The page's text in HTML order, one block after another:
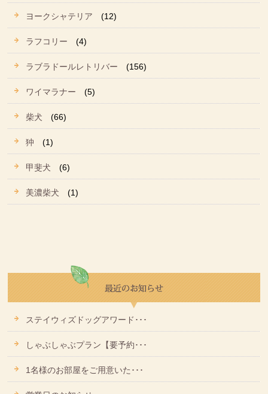
ヨークシャテリア (12)
ラフコリー (4)
ラブラドールレトリバー (156)
ワイマラナー (5)
柴犬 (66)
狆 (1)
甲斐犬 (6)
美濃柴犬 (1)
ステイウィズドッグアワード･･･
しゃぶしゃぶプラン【要予約･･･
1名様のお部屋をご用意いた･･･